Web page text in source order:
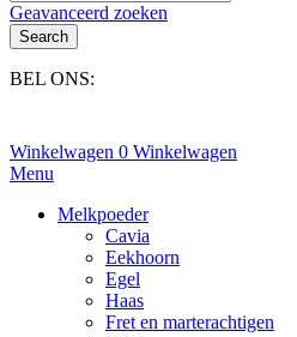
Geavanceerd zoeken
Search
BEL ONS:
Winkelwagen 0 Winkelwagen
Menu
Melkpoeder
Cavia
Eekhoorn
Egel
Haas
Fret en marterachtigen